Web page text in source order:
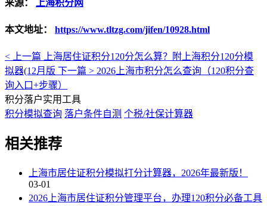
来源： 上海积分网
本文地址： https://www.tltzg.com/jifen/10928.html
< 上一篇
上海居住证积分120分怎么算？附上海积分120分模
拟器(12月版 下一篇 > 2026上海市积分怎么查询（120积分查
询入口+步骤）
积分落户实用工具
积分模拟查询 落户条件自测 个税/社保计算器
相关推荐
上海市居住证积分模拟打分计算器，2026年最新版！
03-01
2026上海市居住证积分管理平台，办理120积分必备工具